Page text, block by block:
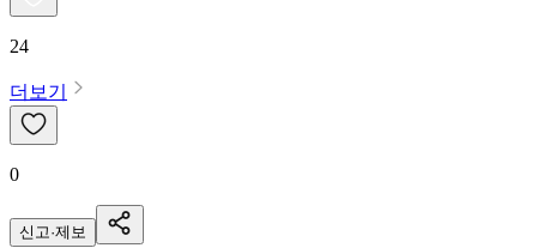
24
더보기
0
신고·제보